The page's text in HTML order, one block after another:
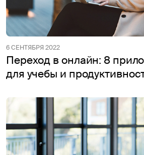
6 СЕНТЯБРЯ 2022
Переход в онлайн: 8
для учебы и